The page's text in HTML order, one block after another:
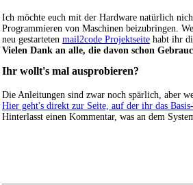
Ich möchte euch mit der Hardware natürlich
Programmieren von Maschinen beizubringen.
neu gestarteten mail2code Projektseite habt ihr
Vielen Dank an alle, die davon schon
Ihr wollt's mal ausprobieren?
Die Anleitungen sind zwar noch spärlich, aber
Hier geht's direkt zur Seite, auf der ihr das
Hinterlasst einen Kommentar, was an dem